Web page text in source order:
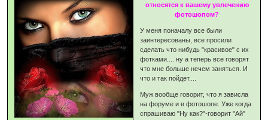
относятся к вашему увлечению
фотошопом?
У меня поначалу все были
заинтересованы, все просили
сделать что нибудь "красивое" с их
фотками.... ну а теперь все говорят
что мне больше нечем заняться. И
что и так пойдет....
Муж вообще говорит, что я зависла
на форуме и в фотошопе. Уже когда
спрашиваю "Ну как?"-говорит "Ай"